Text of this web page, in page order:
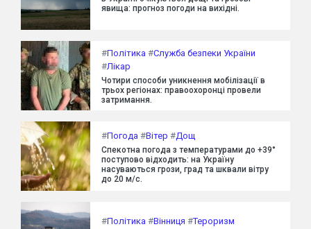
явища: прогноз погоди на вихідні.
#Політика #Служба безпеки України
#Лікар
Чотири способи уникнення мобілізації в
трьох регіонах: правоохоронці провели
затримання.
#Погода #Вітер #Дощ
Спекотна погода з температурами до +39°
поступово відходить: на Україну
насуваються грози, град та шквали вітру
до 20 м/с.
#Політика #Вінниця #Тероризм